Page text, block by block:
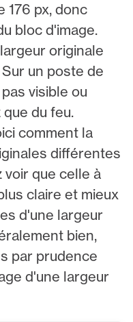
176 px, donc
bloc d'image.
originale
un poste de
visible ou
du feu.
comment la
différentes
voir que celle à
claire et mieux
d'une largeur
bien,
par prudence
d'une largeur